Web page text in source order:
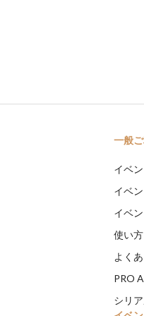
一般
イベ
イベ
イベ
使い方
よく
PRO
シリ